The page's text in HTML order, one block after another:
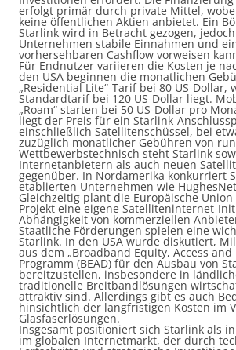
erfolgt primär durch private Mittel,
keine öffentlichen Aktien anbietet. Ein
Starlink wird in Betracht gezogen,
Unternehmen stabile Einnahmen und
vorhersehbaren Cashflow vorweisen
Für Endnutzer variieren die Kosten je
den USA beginnen die monatlichen
„Residential Lite“-Tarif bei 80 US-Dollar,
Standardtarif bei 120 US-Dollar liegt.
„Roam“ starten bei 50 US-Dollar pro
liegt der Preis für ein Starlink-
einschließlich Satellitenschüssel, bei
zuzüglich monatlicher Gebühren von
Wettbewerbstechnisch steht Starlink
Internetanbietern als auch neuen
gegenüber. In Nordamerika konkurriert
etablierten Unternehmen wie
Gleichzeitig plant die Europäische Union
Projekt eine eigene Satelliteninternet-
Abhängigkeit von kommerziellen
Staatliche Förderungen spielen eine
Starlink. In den USA wurde diskutiert,
aus dem „Broadband Equity, Access and
Programm (BEAD) für den Ausbau von
bereitzustellen, insbesondere in
traditionelle Breitbandlösungen
attraktiv sind. Allerdings gibt es auch
hinsichtlich der langfristigen Kosten im
Glasfaserlösungen.
Insgesamt positioniert sich Starlink als
im globalen Internetmarkt, der durch